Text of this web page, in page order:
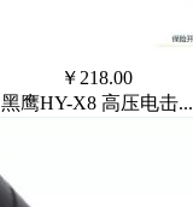
￥218.00
黑鹰HY-X8 高压电击...